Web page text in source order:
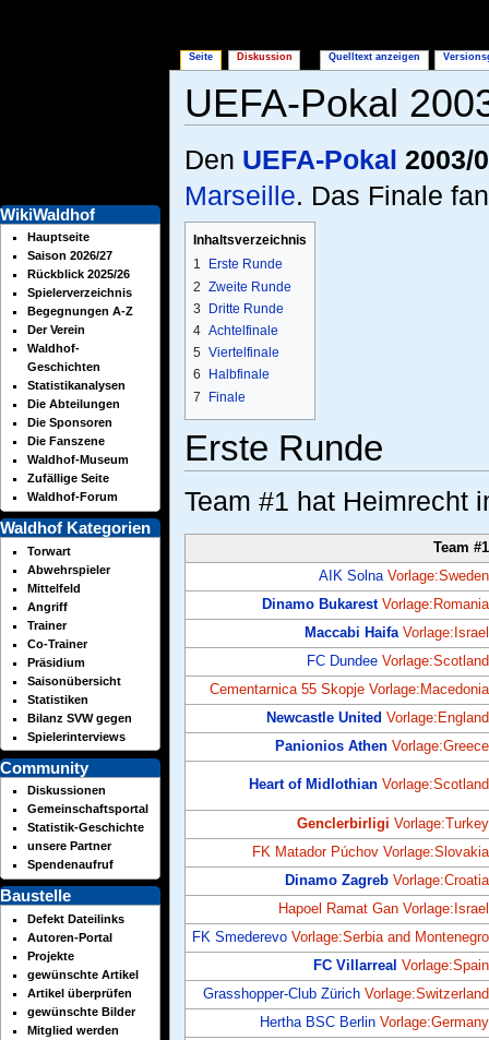
UEFA-Pokal
Den UEFA-Pokal 2003/
Marseille. Das Finale
Inhaltsverzeichnis
1
Erste Runde
2 Zweite Runde
3
Dritte Runde
4 Achtelfinale
5 Viertelfinale
6
Halbfinale
7
Finale
Erste Runde
Team #1 hat Heimrecht
Team #1
AIK Solna Vorlage:Sweden
Dinamo Bukarest Vorlage:Romania
Maccabi Haifa Vorlage:Israel
FC Dundee Vorlage:Scotland
Cementarnica 55 Skopje Vorlage:Macedonia
Newcastle United Vorlage:England
Panionios Athen Vorlage:Greece
Heart of Midlothian Vorlage:Scotland
Genclerbirligi Vorlage:Turkey
FK Matador Púchov Vorlage:Slovakia
Dinamo Zagreb Vorlage:Croatia
Hapoel Ramat Gan Vorlage:Israel
FK Smederevo Vorlage:Serbia and Montenegro
FC Villarreal Vorlage:Spain
Grasshopper-Club Zürich Vorlage:Switzerland
Hertha BSC Berlin Vorlage:Germany
Seite Diskussion Quelltext anzeigen
WikiWaldhof
Hauptseite
Saison 2026/27
Rückblick 2025/26
Spielerverzeichnis
Begegnungen A-Z
Der Verein
Waldhof-
Geschichten
Statistikanalysen
Die Abteilungen
Die Sponsoren
Die Fanszene
Waldhof-Museum
Zufällige Seite
Waldhof-Forum
Waldhof Kategorien
Torwart
Abwehrspieler
Mittelfeld
Angriff
Trainer
Co-Trainer
Präsidium
Saisonübersicht
Statistiken
Bilanz SVW gegen
Spielerinterviews
Community
Diskussionen
Gemeinschaftsportal
Statistik-Geschichte
unsere Partner
Spendenaufruf
Baustelle
Defekt Dateilinks
Autoren-Portal
Projekte
gewünschte Artikel
Artikel überprüfen
gewünschte Bilder
Mitglied werden